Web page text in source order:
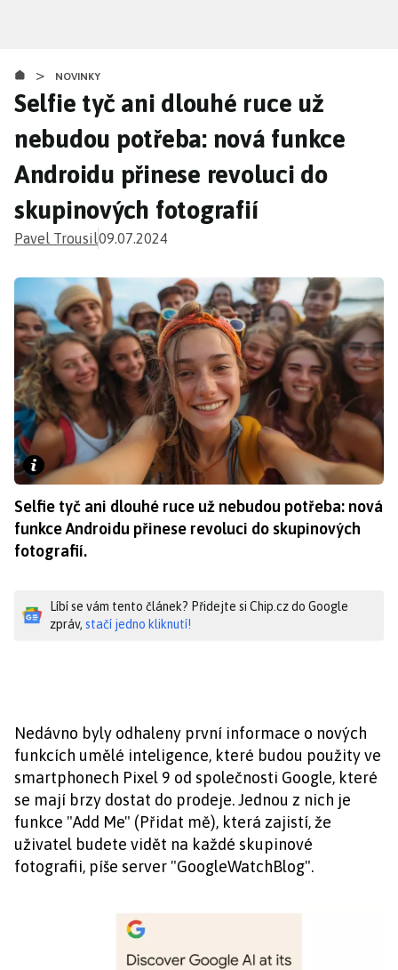
obsahu
> NOVINKY
Selfie tyč ani dlouhé ruce už
nebudou potřeba: nová funkce
Androidu přinese revoluci do
skupinových fotografií
Pavel Trousil09.07.2024
Selfie tyč ani dlouhé ruce už nebudou potřeba: nová
funkce Androidu přinese revoluci do skupinových
fotografií.
Líbí se vám tento článek? Přidejte si Chip.cz do Google
zpráv, stačí jedno kliknutí!
Nedávno byly odhaleny první informace o nových
funkcích umělé inteligence, které budou použity ve
smartphonech Pixel 9 od společnosti Google, které
se mají brzy dostat do prodeje. Jednou z nich je
funkce "Add Me" (Přidat mě), která zajistí, že
uživatel budete vidět na každé skupinové
fotografii, píše server "GoogleWatchBlog".